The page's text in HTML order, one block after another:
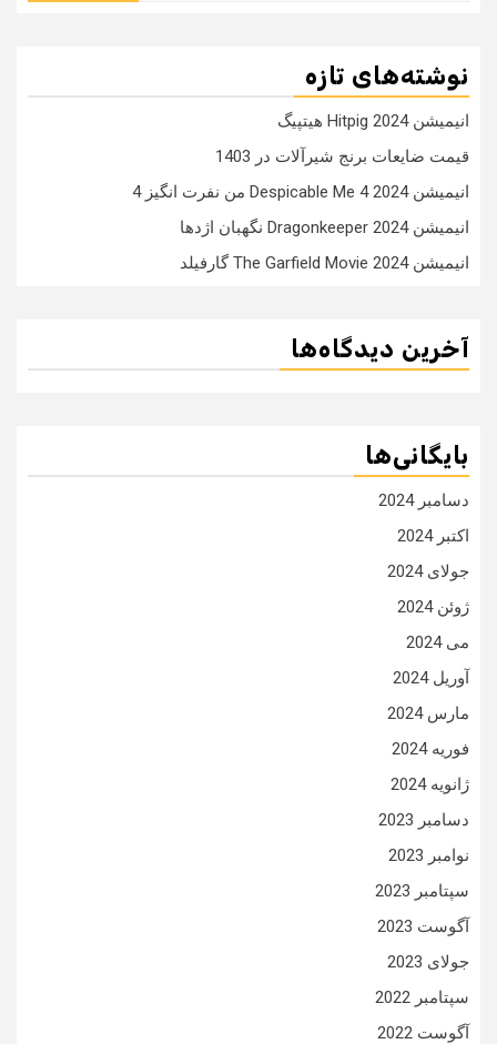
نوشته‌های تازه
انیمیشن Hitpig 2024 هیتپیگ
قیمت ضایعات برنج شیرآلات در 1403
انیمیشن Despicable Me 4 2024 من نفرت انگیز 4
انیمیشن Dragonkeeper 2024 نگهبان اژدها
انیمیشن The Garfield Movie 2024 گارفیلد
آخرین دیدگاه‌ها
بایگانی‌ها
دسامبر 2024
اکتبر 2024
جولای 2024
ژوئن 2024
می 2024
آوریل 2024
مارس 2024
فوریه 2024
ژانویه 2024
دسامبر 2023
نوامبر 2023
سپتامبر 2023
آگوست 2023
جولای 2023
سپتامبر 2022
آگوست 2022